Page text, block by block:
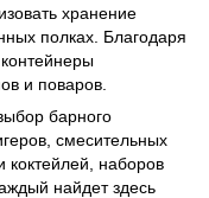
хранение
полках. Благодаря
и поваров.
барного
смесительных
коктейлей, наборов
найдет здесь